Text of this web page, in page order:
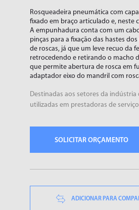
CORTADORES
Rosqueadeira pneumática com
fixado em braço articulado e, neste
A empunhadura conta com um
pinças para a fixação das hastes
de roscas, já que um leve recuo da
retrocedendo e retirando o macho
que permite abertura de rosca em
adaptador eixo do mandril com
Destinadas aos setores da
utilizadas em prestadoras de
SOLICITAR ORÇAMENTO
ADICIONAR PARA